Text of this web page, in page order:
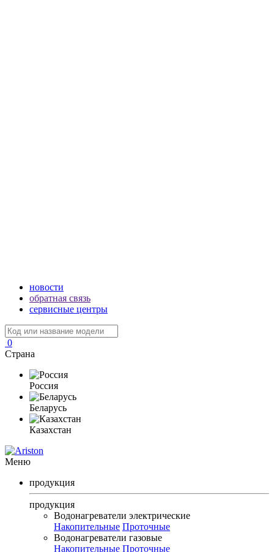
новости
обратная связь
сервисные центры
0
Страна
Россия
Беларусь
Казахстан
Меню
продукция
продукция
Водонагреватели электрические
Накопительные Проточные
Водонагреватели газовые
Накопительные Проточные